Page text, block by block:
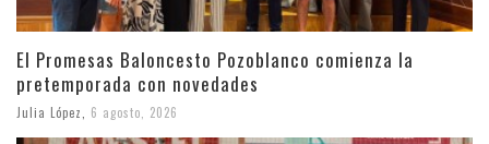
El Promesas Baloncesto Pozoblanco comienza la
pretemporada con novedades
Julia López 6 agosto, 2026